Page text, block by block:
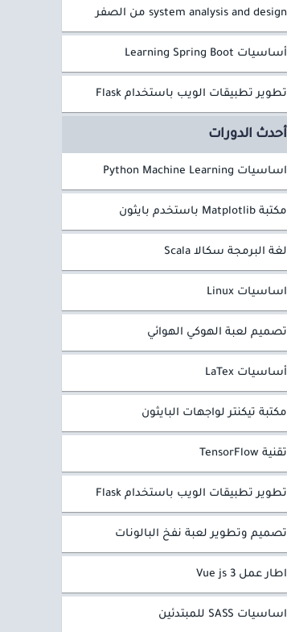
system analysis and design من الصفر
أساسيات Learning Spring Boot
تطوير تطبيقات الويب باستخدام Flask
أحدث الدورات
اساسيات Python Machine Learning
مكتبة Matplotlib باستخدم بايثون
لغة البرمجة سكالا Scala
اساسيات Linux
تصميم لعبة الهوكي الهوائي
أساسيات LaTex
مكتبة تيكنتر لواجهات البايثون
تقنية TensorFlow
تطوير تطبيقات الويب باستخدام Flask
تصميم وتطوير لعبة نفخ البالونات
اطار عمل Vue js 3
اساسيات SASS للمبتدئين